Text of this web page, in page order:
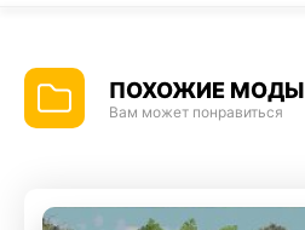
ПОХОЖИЕ МОДЫ
Вам может понравиться